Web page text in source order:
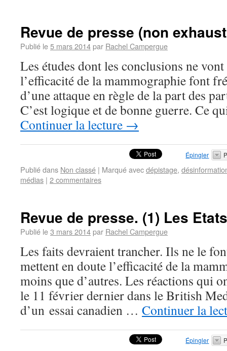
Revue de presse (non
Publié le5 mars 2014par Rachel Campergue
Les études dont les conclusions ne vont
l’efficacité de la mammographie font
d’une attaque en règle de la part des
C’est logique et de bonne guerre. Ce
Continuer la lecture →
Épingler
Publié dans Non classé | Marqué avecdépistage,
médias | 2 commentaires
Revue de presse. (1) Les
Publié le3 mars 2014par Rachel Campergue
Les faits devraient trancher. Ils ne le
mettent en doute l’efficacité de la
moins que d’autres. Les réactions qui
le 11 février dernier dans le British
d’un essai canadien … Continuer la
Épingler